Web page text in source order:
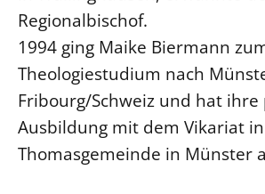
Regionalbischof.
1994 ging Maike Biermann
Theologiestudium nach
Fribourg/Schweiz und hat ihre
Ausbildung mit dem Vikariat
Thomasgemeinde in Münster
Finanzplanung
Fundraising
IT-Service
Corporate Design
Interventionsplan
Jahresgespräche